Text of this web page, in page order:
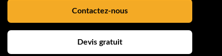
Contactez-nous
Devis gratuit